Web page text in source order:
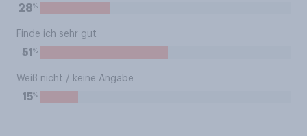
28%
Finde ich sehr gut
51 %
Weiß nicht / keine Angabe
15%